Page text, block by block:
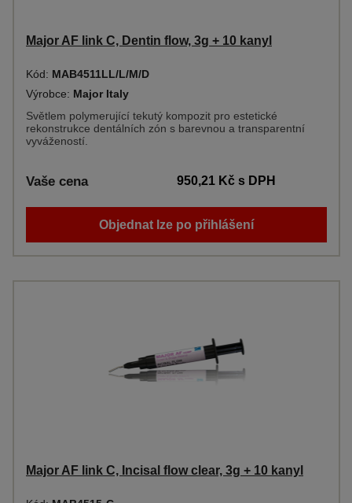
Major AF link C, Dentin flow, 3g + 10 kanyl
Kód: MAB4511LL/L/M/D
Výrobce: Major Italy
Světlem polymerující tekutý kompozit pro estetické
rekonstrukce dentálních zón s barevnou a transparentní
vyvážeností.
Vaše cena 950,21 Kčs DPH
Objednat lze po přihlášení
Major AF link C, Incisal flow clear, 3g + 10 kanyl